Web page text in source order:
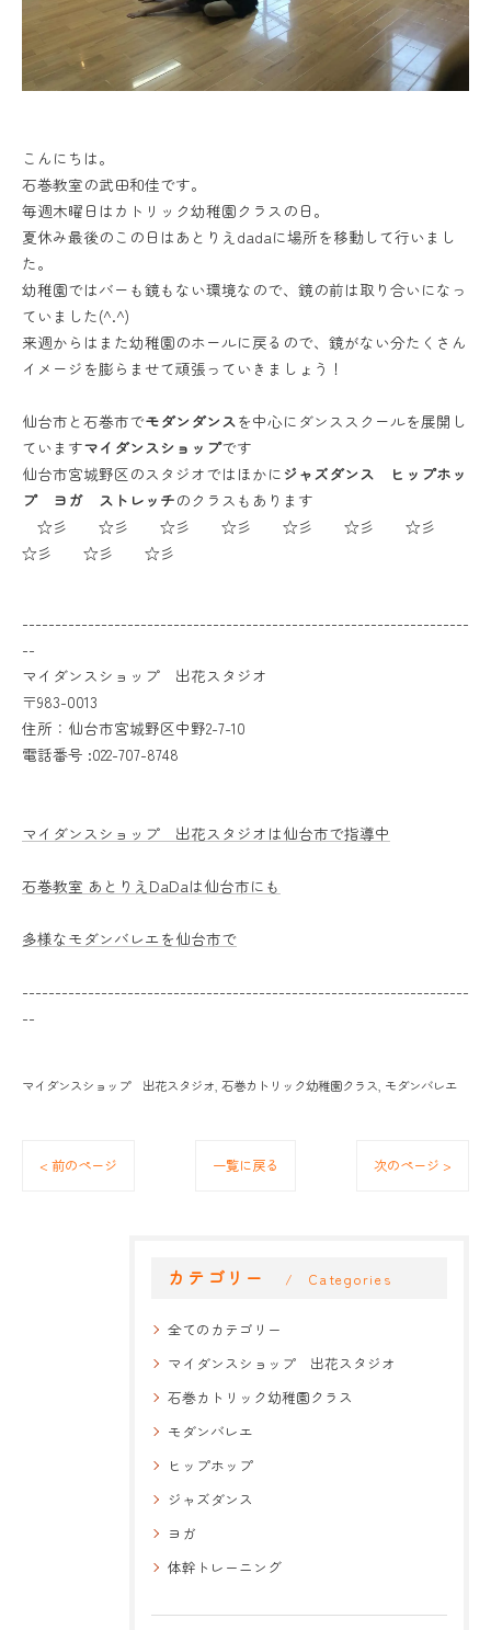
こんにちは。
石巻教室の武田和佳です。
毎週木曜日はカトリック幼稚園クラスの日。
夏休み最後のこの日はあとりえdadaに場所を移動して行いまし
た。
幼稚園ではバーも鏡もない環境なので、鏡の前は取り合いになっ
ていました(^.^)
来週からはまた幼稚園のホールに戻るので、鏡がない分たくさん
イメージを膨らませて頑張っていきましょう！
仙台市と石巻市でモダンダンスを中心にダンススクールを展開し
ていますマイダンスショップです
仙台市宮城野区のスタジオではほかに ジャズダンス ヒップホッ
プ ヨガ ストレッチのクラスもあります
☆彡 ☆彡 ☆彡 ☆彡 ☆彡 ☆彡 ☆彡
☆彡 ☆彡 ☆彡
--------------------------------------------------------------------
--
マイダンスショップ 出花スタジオ
〒983-0013
住所：仙台市宮城野区中野2-7-10
電話番号 :022-707-8748
マイダンスショップ 出花スタジオは仙台市で指導中
石巻教室 あとりえDaDaは仙台市にも
多様なモダンバレエを仙台市で
--------------------------------------------------------------------
--
マイダンスショップ 出花スタジオ 石巻カトリック幼稚園クラス モダンバレエ
< 前のページ 一覧に戻る 次のページ >
カテゴリー Categories
全てのカテゴリー
マイダンスショップ 出花スタジオ
石巻カトリック幼稚園クラス
モダンバレエ
ヒップホップ
ジャズダンス
ヨガ
体幹トレーニング